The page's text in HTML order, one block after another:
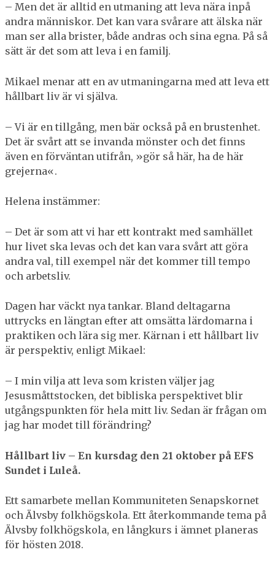
– Men det är alltid en utmaning att leva nära inpå
andra människor. Det kan vara svårare att älska när
man ser alla brister, både andras och sina egna. På så
sätt är det som att leva i en familj.
Mikael menar att en av utmaningarna med att leva ett
hållbart liv är vi själva.
– Vi är en tillgång, men bär också på en brustenhet.
Det är svårt att se invanda mönster och det finns
även en förväntan utifrån, »gör så här, ha de här
grejerna«.
Helena instämmer:
– Det är som att vi har ett kontrakt med samhället
hur livet ska levas och det kan vara svårt att göra
andra val, till exempel när det kommer till tempo
och arbetsliv.
Dagen har väckt nya tankar. Bland deltagarna
uttrycks en längtan efter att omsätta lärdomarna i
praktiken och lära sig mer. Kärnan i ett hållbart liv
är perspektiv, enligt Mikael:
– I min vilja att leva som kristen väljer jag
Jesusmåttstocken, det bibliska perspektivet blir
utgångspunkten för hela mitt liv. Sedan är frågan om
jag har modet till förändring?
Hållbart liv – En kursdag den 21 oktober på EFS
Sundet i Luleå.
Ett samarbete mellan Kommuniteten Senapskornet
och Älvsby folkhögskola. Ett återkommande tema på
Älvsby folkhögskola, en långkurs i ämnet planeras
för hösten 2018.